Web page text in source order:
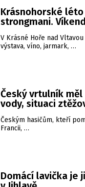
Krásnohorské
strongmani.
V Krásné Hoře nad
výstava, víno, jarmark, …
Český vrtulník měl
vody, situaci
Českým hasičům, kteří
Francii, …
Domácí lavička je